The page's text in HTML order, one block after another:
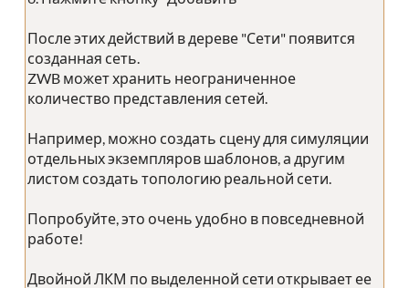
После этих действий в дереве "Сети" появится
созданная сеть.
ZWB может хранить неограниченное
количество представления сетей.
Например, можно создать сцену для симуляции
отдельных экземпляров шаблонов, а другим
листом создать топологию реальной сети.
Попробуйте, это очень удобно в повседневной
работе!
Двойной ЛКМ по выделенной сети открывает ее